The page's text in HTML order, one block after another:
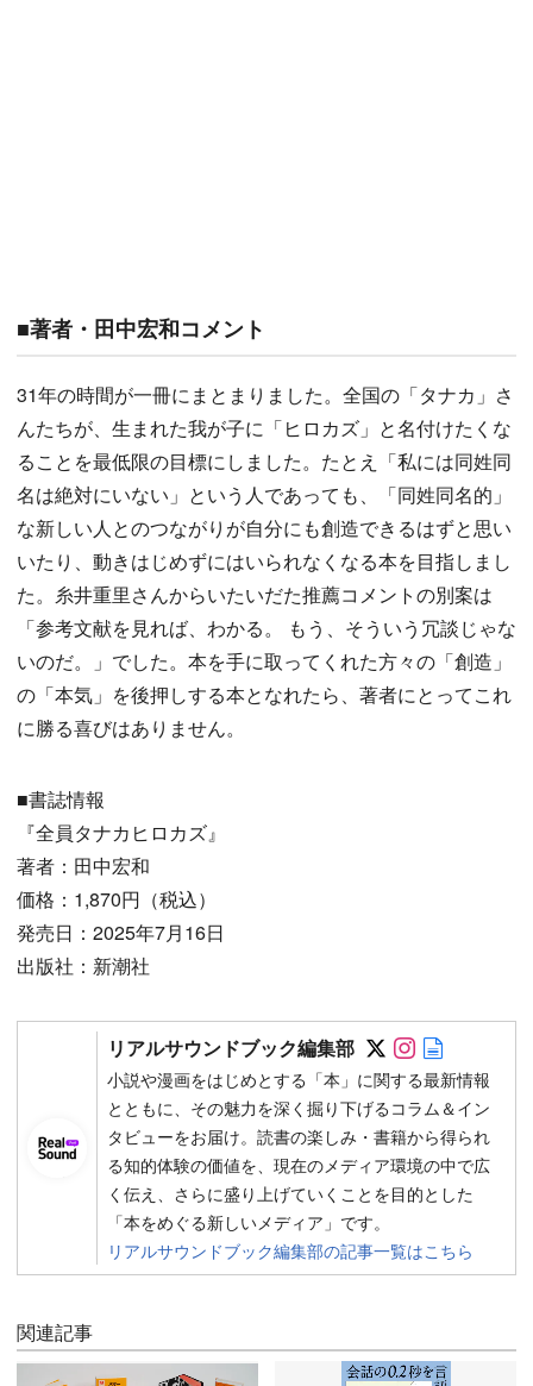
■著者・田中宏和コメント
31年の時間が一冊にまとまりました。全国の「タナカ」さ
んたちが、生まれた我が子に「ヒロカズ」と名付けたくな
ることを最低限の目標にしました。たとえ「私には同姓同
名は絶対にいない」という人であっても、「同姓同名的」
な新しい人とのつながりが自分にも創造できるはずと思い
いたり、動きはじめずにはいられなくなる本を目指しまし
た。糸井重里さんからいたいだた推薦コメントの別案は
「参考文献を見れば、わかる。 もう、そういう冗談じゃな
いのだ。」でした。本を手に取ってくれた方々の「創造」
の「本気」を後押しする本となれたら、著者にとってこれ
に勝る喜びはありません。
■書誌情報
『全員タナカヒロカズ』
著者：田中宏和
価格：1,870円（税込）
発売日：2025年7月16日
出版社：新潮社
リアルサウンドブック編集部 Follow on
Follow on
小説や漫画をはじめとする「本」に関する最新情報
とともに、その魅力を深く掘り下げるコラム＆イン
タビューをお届け。読書の楽しみ・書籍から得られ
る知的体験の価値を、現在のメディア環境の中で広
く伝え、さらに盛り上げていくことを目的とした
「本をめぐる新しいメディア」です。
リアルサウンドブック編集部の記事一覧はこちら
関連記事